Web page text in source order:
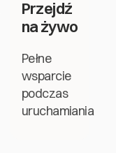
Przejdź
na żywo
Pełne
wsparcie
podczas
uruchamiania